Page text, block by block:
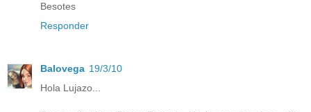
Besotes
Responder
Balovega 19/3/10
Hola Lujazo...